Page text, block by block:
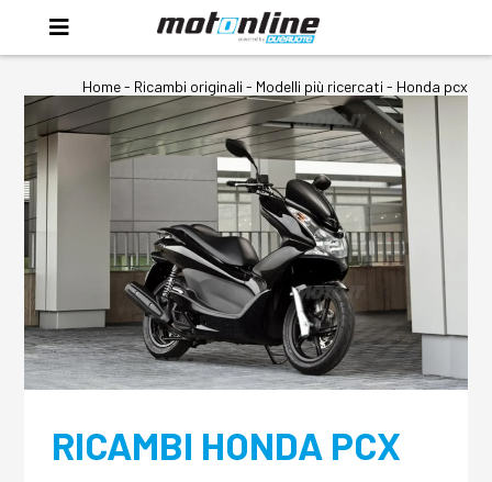
Home- Ricambi originali - Modelli più ricercati - Honda pcx
RICAMBI HONDA PCX